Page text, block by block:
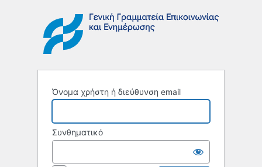
Όνομα χρήστη ή διεύθυνση email
Συνθηματικό